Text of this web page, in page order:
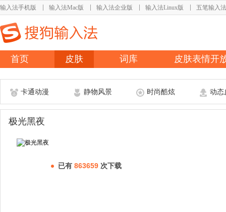
输入法手机版 输入法Mac版 输入法企业版 输入法Linux版 五笔输入法
首页 皮肤 词库 皮肤表情开
卡通动漫 静物风景 时尚酷炫 动态
极光黑夜
已有 863659 次下载